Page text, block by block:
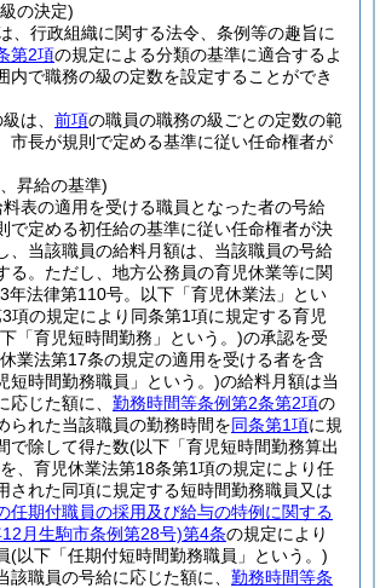
の決定)
、行政組織に関する法令、条例等の趣旨に
第2項の規定による分類の基準に適合するよ
内で職務の級の定数を設定することができ
は、 前項の職員の職務の級ごとの定数の範
市長が規則で定める基準に従い任命権者が
昇給の基準)
料表の適用を受ける職員となった者の号給
で定める初任給の基準に従い任命権者が決
、当該職員の給料月額は、当該職員の号給
る。 ただし、地方公務員の育児休業等に関
年法律第110号。以下「育児休業法」とい
項の規定により同条第1項に規定する育児
「育児短時間勤務」という。)の承認を受
業法第17条の規定の適用を受ける者を含
短時間勤務職員」という。)の給料月額は当
応じた額に、 勤務時間等条例第2条第2項の
られた当該職員の勤務時間を同条第1項に規
で除して得た数(以下「育児短時間勤務算出
を、育児休業法第18条第1項の規定により任
された同項に規定する短時間勤務職員又は
任期付職員の採用及び給与の特例に関する
月生駒市条例第28号)第4条の規定により
(以下「任期付短時間勤務職員」という。)
該職員の号給に応じた額に、 勤務時間等条